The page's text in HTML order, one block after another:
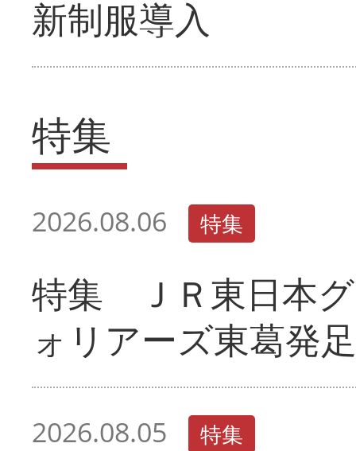
新制服導入
特集
2026.08.06 特集
特集 ＪＲ東日本
ォリアーズ東葛発足
2026.08.05 特集